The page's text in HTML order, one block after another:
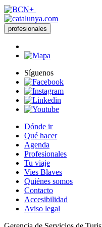
profesionales
Síguenos
Dónde ir
Qué hacer
Agenda
Profesionales
Tu viaje
Vies Blaves
Quiénes somos
Contacto
Accesibilidad
Aviso legal